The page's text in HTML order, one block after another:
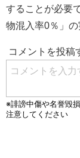
することが必要
物混入率0％」の